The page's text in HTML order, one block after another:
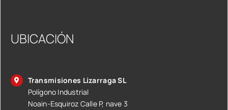
UBICACIÓN
Transmisiones Lizarraga SL
Polígono Industrial
Noain-Esquiroz Calle P, nave 3